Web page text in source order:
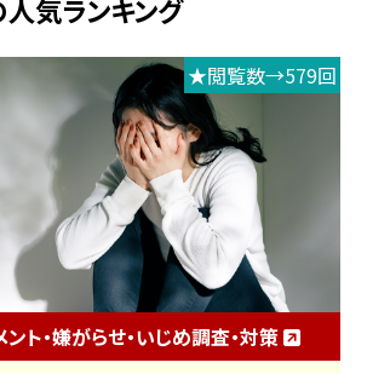
気ランキング
★閲覧数→579回
ト・嫌がらせ・いじめ調査・対策